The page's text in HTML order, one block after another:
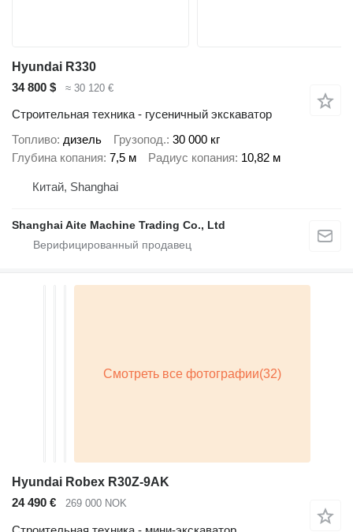
Hyundai R330
34 800 $
≈ 30 120 €
Строительная техника - гусеничный экскаватор
Топливо дизель Грузопод. 30 000 кг
Глубина копания 7,5 м Радиус копания 10,82 м
Китай, Shanghai
Shanghai Aite Machine Trading Co., Ltd
Hyundai Robex R30Z-9AK
24 490 €
269 000 NOK